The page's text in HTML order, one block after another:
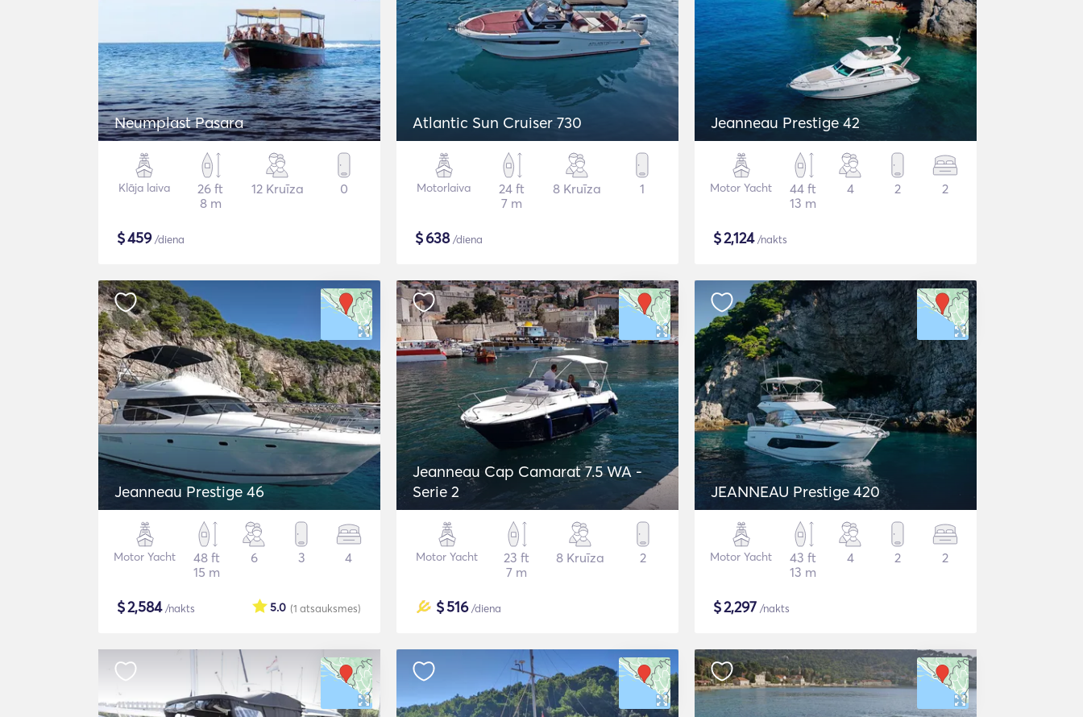
Neumplast Pasara
Klāja laiva
26 ft
8 m
12 Kruīza 0
$459/diena
Atlantic Sun Cruiser 730
Motorlaiva
24 ft
7 m
8 Kruīza 1
$638/diena
Jeanneau Prestige 42
Motor Yacht
44 ft
13 m
4 2 2
$2,124/nakts
Jeanneau Prestige 46
Motor Yacht
48 ft
15 m
6 3 4
$2,584/nakts (1 atsauksmes)
5.0
Jeanneau Cap Camarat 7.5 WA -
Serie 2
Motor Yacht
23 ft
7 m
8 Kruīza 2
$516/diena
JEANNEAU Prestige 420
Motor Yacht
43 ft
13 m
4 2 2
$2,297 /nakts